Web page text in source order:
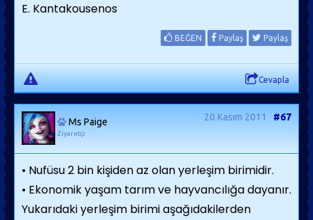
E. Kantakousenos
BEĞEN Paylaş Paylaş
Cevapla
Ms Paige
Ziyaretçi
20 Kasım 2011 #67
• Nufüsu 2 bin kişiden az olan yerleşim birimidir.
• Ekonomik yaşam tarım ve hayvancılığa dayanır.
Yukarıdaki yerleşim birimi aşağıdakilerden